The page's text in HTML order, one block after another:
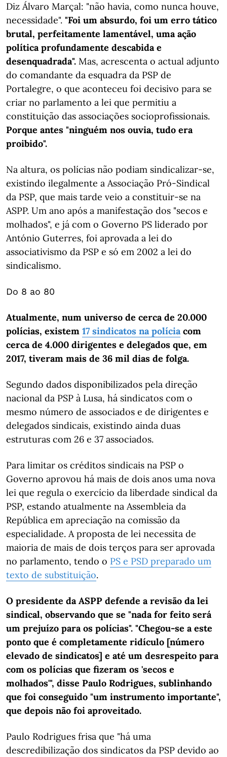
Diz Álvaro Marçal: "não havia, como nunca houve,
necessidade". "Foi um absurdo, foi um erro tático
brutal, perfeitamente lamentável, uma ação
política profundamente descabida e
desenquadrada". Mas, acrescenta o actual adjunto
do comandante da esquadra da PSP de
Portalegre, o que aconteceu foi decisivo para se
criar no parlamento a lei que permitiu a
constituição das associações socioprofissionais.
Porque antes "ninguém nos ouvia, tudo era
proibido".
Na altura, os polícias não podiam sindicalizar-se,
existindo ilegalmente a Associação Pró-Sindical
da PSP, que mais tarde veio a constituir-se na
ASPP. Um ano após a manifestação dos "secos e
molhados", e já com o Governo PS liderado por
António Guterres, foi aprovada a lei do
associativismo da PSP e só em 2002 a lei do
sindicalismo.
Do 8 ao 80
Atualmente, num universo de cerca de 20.000
polícias, existem 17 sindicatos na políciacom
cerca de 4.000 dirigentes e delegados que, em
2017, tiveram mais de 36 mil dias de folga.
Segundo dados disponibilizados pela direção
nacional da PSP à Lusa, há sindicatos com o
mesmo número de associados e de dirigentes e
delegados sindicais, existindo ainda duas
estruturas com 26 e 37 associados.
Para limitar os créditos sindicais na PSP o
Governo aprovou há mais de dois anos uma nova
lei que regula o exercício da liberdade sindical da
PSP, estando atualmente na Assembleia da
República em apreciação na comissão da
especialidade. A proposta de lei necessita de
maioria de mais de dois terços para ser aprovada
no parlamento, tendo o PS e PSD preparado um
texto de substituição.
O presidente da ASPP defende a revisão da lei
sindical, observando que se "nada for feito será
um prejuízo para os polícias". "Chegou-se a este
ponto que é completamente ridículo [número
elevado de sindicatos] e até um desrespeito para
com os polícias que fizeram os 'secos e
molhados'", disse Paulo Rodrigues, sublinhando
que foi conseguido "um instrumento importante",
que depois não foi aproveitado.
Paulo Rodrigues frisa que "há uma
descredibilização dos sindicatos da PSP devido ao